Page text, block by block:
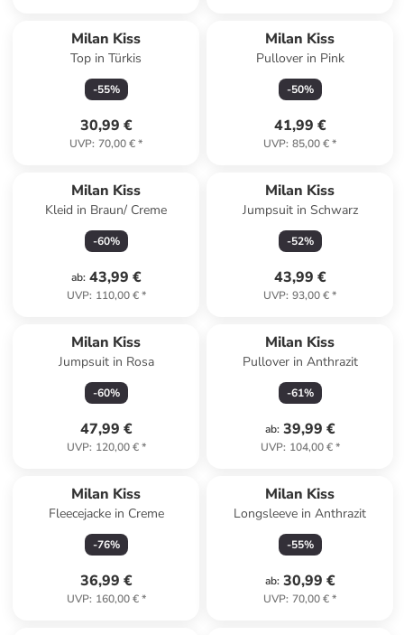
Milan Kiss
Top in Türkis
-55%
30,99 €
UVP: 70,00 €*
Milan Kiss
Pullover in Pink
-50%
41,99 €
UVP: 85,00 €*
Milan Kiss
Kleid in Braun/ Creme
-60%
ab: 43,99 €
UVP: 110,00 €*
Milan Kiss
Jumpsuit in Schwarz
-52%
43,99 €
UVP: 93,00 €*
Milan Kiss
Jumpsuit in Rosa
-60%
47,99 €
UVP: 120,00 €*
Milan Kiss
Pullover in Anthrazit
-61%
ab: 39,99 €
UVP: 104,00 €*
Milan Kiss
Fleecejacke in Creme
-76%
36,99 €
UVP: 160,00 €*
Milan Kiss
Longsleeve in Anthrazit
-55%
ab: 30,99 €
UVP: 70,00 €*